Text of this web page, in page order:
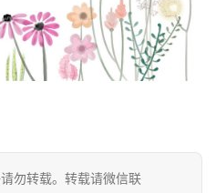
勿转载。转载请微信联